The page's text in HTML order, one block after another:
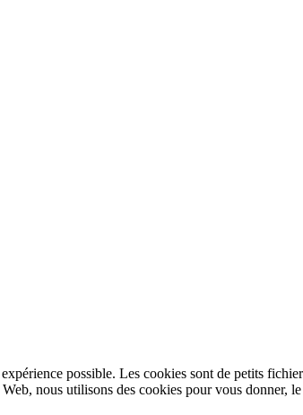
possible. Les cookies sont de petits
nous utilisons des cookies pour vous donner,